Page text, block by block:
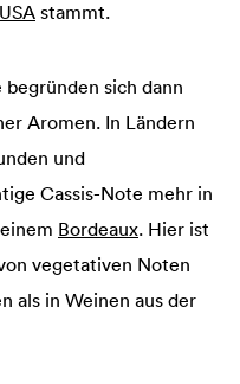
USA stammt.
sich dann
Aromen. In Ländern
und
Cassis-Note mehr in
Bordeaux. Hier ist
vegetativen Noten
als in Weinen aus der